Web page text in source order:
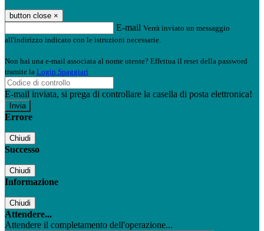
button close ×
E-mail Verrà inviato un messaggio
all'indirizzo indicato con le istruzioni necessarie.
Non hai una e-mail associata al nome utente? Effettua il reset della password
tramite la Login Spaggiari
E-mail inviata, si prega di controllare la casella di posta elettronica!
Errore
Chiudi
Successo
Chiudi
Informazione
Chiudi
Attendere...
Attendere il completamento dell'operazione...